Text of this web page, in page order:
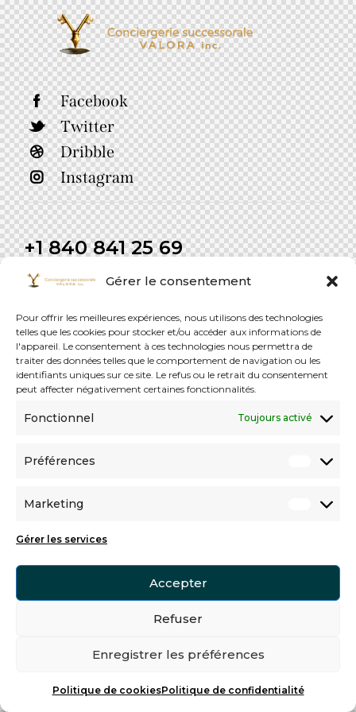
Gérer le consentement
Pour offrir les meilleures expériences, nous utilisons des technologies
telles que les cookies pour stocker et/ou accéder aux informations de
l'appareil. Le consentement à ces technologies nous permettra de
traiter des données telles que le comportement de navigation ou les
identifiants uniques sur ce site. Le refus ou le retrait du consentement
peut affecter négativement certaines fonctionnalités.
Fonctionnel Toujours activé
Préférences
Marketing
Gérer les services
Accepter
Refuser
Enregistrer les préférences
Politique de cookiesPolitique de confidentialité
Facebook
Twitter
Dribble
Instagram
+1 840 841 25 69
info@email.com